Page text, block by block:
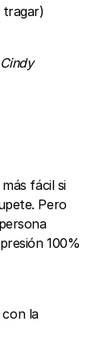
tragar)
fácil si
Pero
100%
con la